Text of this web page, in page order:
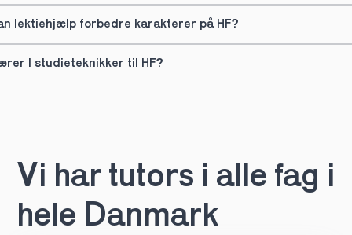
lektiehjælp forbedre karakterer på HF?
I studieteknikker til HF?
Vi har tutors i alle fag i
hele Danmark